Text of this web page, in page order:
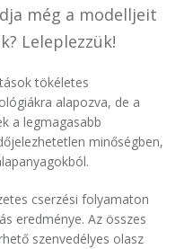
még a modelljeit
Leleplezzük!
tökéletes
alapozva, de a
a legmagasabb
minőségben,
cserzési folyamaton
eredménye. Az összes
szenvedélyes olasz